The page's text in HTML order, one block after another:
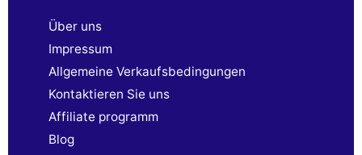
Über uns
Impressum
Allgemeine Verkaufsbedingungen
Kontaktieren Sie uns
Affiliate programm
Blog